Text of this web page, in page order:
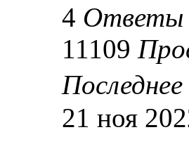
4 Ответы
11109
21 ноя